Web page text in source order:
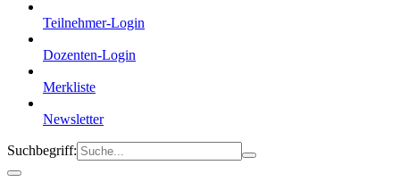
Teilnehmer-Login
Dozenten-Login
Merkliste
Newsletter
Suchbegriff: